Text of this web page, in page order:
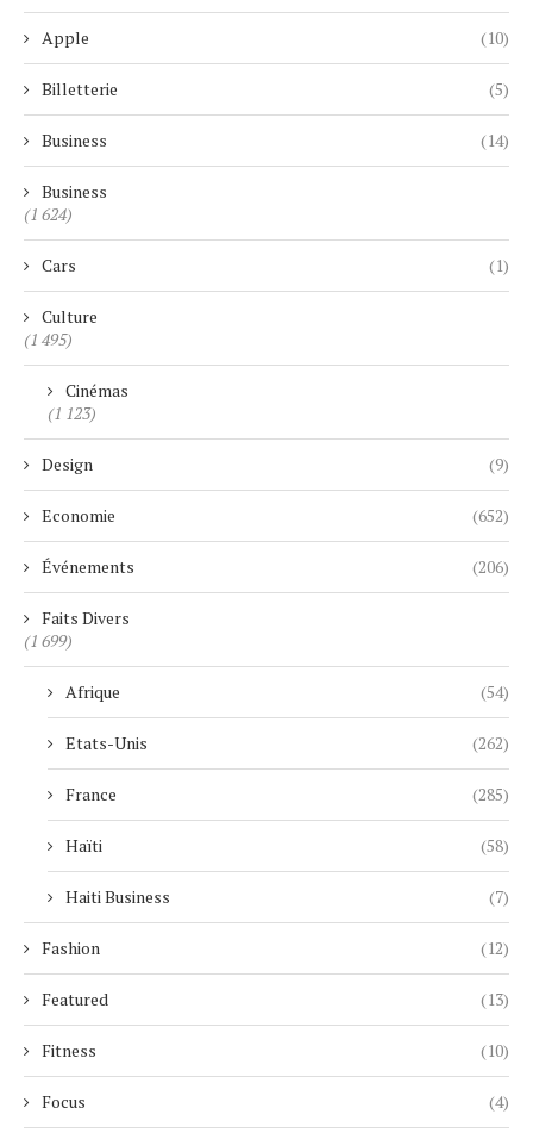
Apple (10)
Billetterie (5)
Business (14)
Business
(1 624)
Cars (1)
Culture
(1 495)
Cinémas
(1 123)
Design (9)
Economie (652)
Événements (206)
Faits Divers
(1 699)
Afrique (54)
Etats-Unis (262)
France (285)
Haïti (58)
Haiti Business (7)
Fashion (12)
Featured (13)
Fitness (10)
Focus (4)